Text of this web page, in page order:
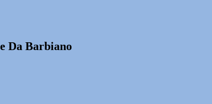
Da Barbiano